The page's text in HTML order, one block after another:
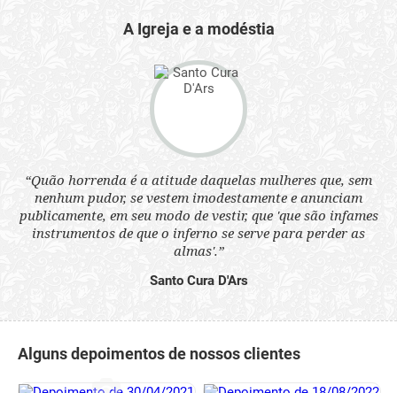
A Igreja e a modéstia
“Quão horrenda é a atitude daquelas mulheres que, sem
nenhum pudor, se vestem imodestamente e anunciam
publicamente, em seu modo de vestir, que 'que são infames
instrumentos de que o inferno se serve para perder as
almas'.”
Santo Cura D'Ars
Alguns depoimentos de nossos clientes